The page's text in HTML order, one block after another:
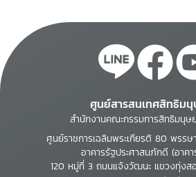
ศูนย์สารสนเทศสิทธิม
สำนักงานคณะกรรมการสิทธิมนุษ
ศูนย์ราชการเฉลิมพระเกียรติ 80 พรร
อาคารรัฐประศาสนภักดี (อาค
120 หมู่ที่ 3 ถนนแจ้งวัฒนะ แขวงทุ่งส